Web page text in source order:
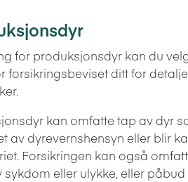
for produksjonsdyr kan du
forsikringsbeviset ditt for
kan omfatte tap av dyr
av dyrevernshensyn eller blir
Forsikringen kan også
eller ulykke, eller påbud